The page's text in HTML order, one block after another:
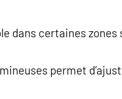
dans certaines
permet